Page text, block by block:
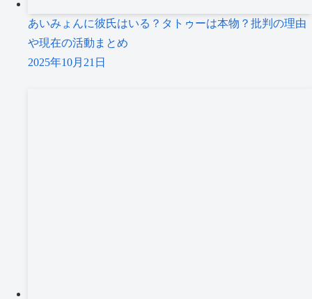
あいみょんに彼氏はいる？タトゥーは本物？批判の理由
や現在の活動まとめ
2025年10月21日